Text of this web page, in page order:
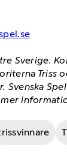
Sverige.
Triss
Svenska
mer